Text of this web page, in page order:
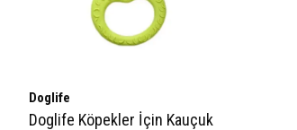
Doglife
Doglife Köpekler İçin Kauçuk